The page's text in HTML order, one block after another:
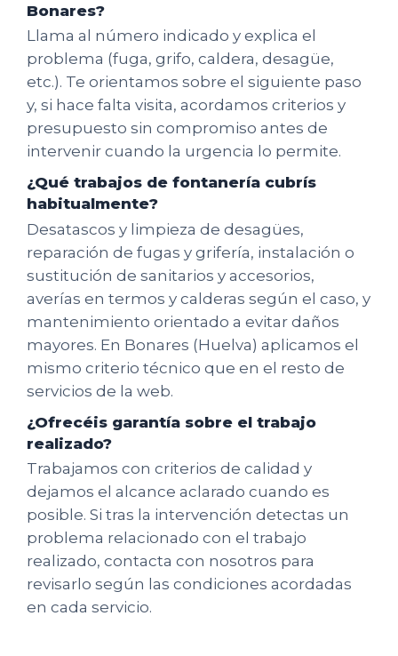
Bonares?
Llama al número indicado y explica el
problema (fuga, grifo, caldera, desagüe,
etc.). Te orientamos sobre el siguiente paso
y, si hace falta visita, acordamos criterios y
presupuesto sin compromiso antes de
intervenir cuando la urgencia lo permite.
¿Qué trabajos de fontanería cubrís
habitualmente?
Desatascos y limpieza de desagües,
reparación de fugas y grifería, instalación o
sustitución de sanitarios y accesorios,
averías en termos y calderas según el caso, y
mantenimiento orientado a evitar daños
mayores. En Bonares (Huelva) aplicamos el
mismo criterio técnico que en el resto de
servicios de la web.
¿Ofrecéis garantía sobre el trabajo
realizado?
Trabajamos con criterios de calidad y
dejamos el alcance aclarado cuando es
posible. Si tras la intervención detectas un
problema relacionado con el trabajo
realizado, contacta con nosotros para
revisarlo según las condiciones acordadas
en cada servicio.